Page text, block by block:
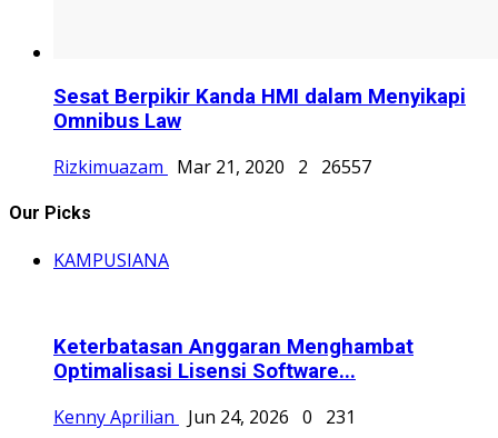
Sesat Berpikir Kanda HMI dalam Menyikapi
Omnibus Law
Rizkimuazam
Mar 21, 2020 2 26557
Our Picks
KAMPUSIANA
Keterbatasan Anggaran Menghambat
Optimalisasi Lisensi Software...
Kenny Aprilian
Jun 24, 2026 0
231